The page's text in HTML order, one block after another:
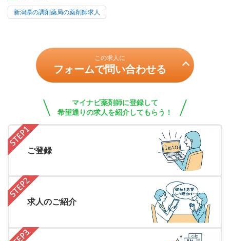
新潟県の調剤薬局の薬剤師求人
この求人に
フォームで問い合わせる
マイナビ薬剤師に登録して
希望通りの求人を紹介してもらう！
ご登録
求人のご紹介